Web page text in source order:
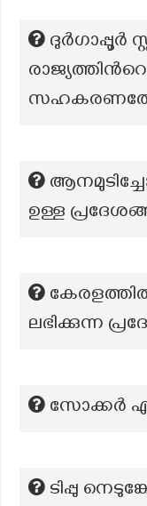
ദുർഗാപ്പൂർ
രാജ്യത്തിൻറെ
ഉള്ള
ലഭിക്കുന്ന
സോക്കർ
ടിപ്പു